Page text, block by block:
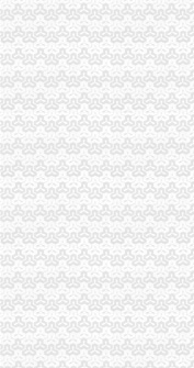
璧山局为个体工商户“参保”
市渝中区代办公司局向万州
涪陵局渝中区代办营业执照
秀山局渝中区代办营业执照
沙坪坝区人大常委会领导集